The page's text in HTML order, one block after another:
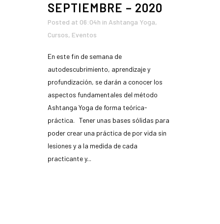
SEPTIEMBRE – 2020
Posted at 06:04h in Ashtanga Yoga,
Cursos, Eventos
En este fin de semana de
autodescubrimiento, aprendizaje y
profundización, se darán a conocer los
aspectos fundamentales del método
Ashtanga Yoga de forma teórica-
práctica. Tener unas bases sólidas para
poder crear una práctica de por vida sin
lesiones y a la medida de cada
practicante y...